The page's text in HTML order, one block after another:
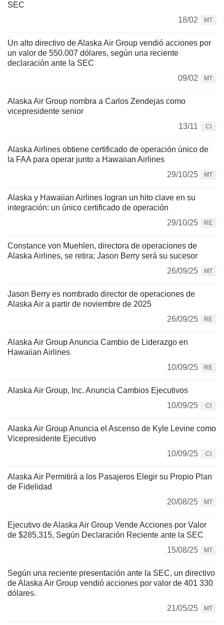
SEC
18/02
MT
Un alto directivo de Alaska Air Group vendió acciones por
un valor de 550.007 dólares, según una reciente
declaración ante la SEC
09/02
MT
Alaska Air Group nombra a Carlos Zendejas como
vicepresidente senior
13/11
CI
Alaska Airlines obtiene certificado de operación único de
la FAA para operar junto a Hawaiian Airlines
29/10/25
MT
Alaska y Hawaiian Airlines logran un hito clave en su
integración: un único certificado de operación
29/10/25
RE
Constance von Muehlen, directora de operaciones de
Alaska Airlines, se retira; Jason Berry será su sucesor
26/09/25
MT
Jason Berry es nombrado director de operaciones de
Alaska Air a partir de noviembre de 2025
26/09/25
RE
Alaska Air Group Anuncia Cambio de Liderazgo en
Hawaiian Airlines
10/09/25
RE
Alaska Air Group, Inc. Anuncia Cambios Ejecutivos
10/09/25
CI
Alaska Air Group Anuncia el Ascenso de Kyle Levine como
Vicepresidente Ejecutivo
10/09/25
CI
Alaska Air Permitirá a los Pasajeros Elegir su Propio Plan
de Fidelidad
20/08/25
MT
Ejecutivo de Alaska Air Group Vende Acciones por Valor
de $285,315, Según Declaración Reciente ante la SEC
15/08/25
MT
Según una reciente presentación ante la SEC, un directivo
de Alaska Air Group vendió acciones por valor de 401 330
dólares.
21/05/25
MT